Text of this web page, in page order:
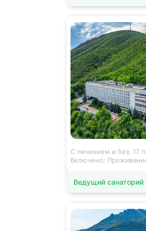
С лечением и без, 17
Включено:
Ведущий санаторий